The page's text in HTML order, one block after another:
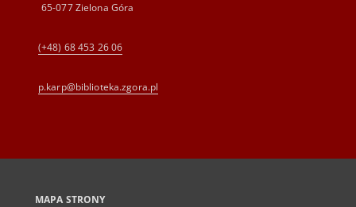
65-077 Zielona Góra
(+48) 68 453 26 06
p.karp@biblioteka.zgora.pl
MAPA STRONY